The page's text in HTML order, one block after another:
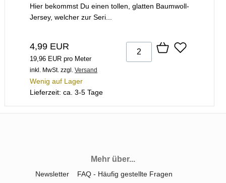
Hier bekommst Du einen tollen, glatten Baumwoll-
Jersey, welcher zur Seri...
4,99 EUR
19,96 EUR pro Meter
inkl. MwSt. zzgl. Versand
Wenig auf Lager
Lieferzeit: ca. 3-5 Tage
Mehr über...
Newsletter FAQ - Häufig gestellte Fragen